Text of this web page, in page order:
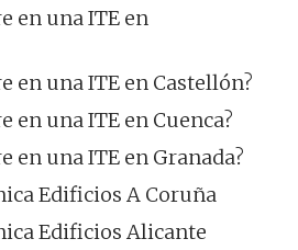
en una ITE en
en una ITE en Castellón?
en una ITE en Cuenca?
en una ITE en Granada?
Edificios A Coruña
Edificios Alicante